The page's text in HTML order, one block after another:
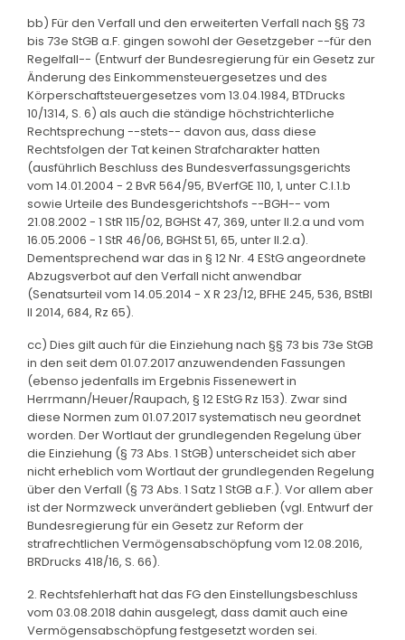
bb) Für den Verfall und den erweiterten Verfall nach §§ 73
bis 73e StGB a.F. gingen sowohl der Gesetzgeber --für den
Regelfall-- (Entwurf der Bundesregierung für ein Gesetz zur
Änderung des Einkommensteuergesetzes und des
Körperschaftsteuergesetzes vom 13.04.1984, BTDrucks
10/1314, S. 6) als auch die ständige höchstrichterliche
Rechtsprechung --stets-- davon aus, dass diese
Rechtsfolgen der Tat keinen Strafcharakter hatten
(ausführlich Beschluss des Bundesverfassungsgerichts
vom 14.01.2004 - 2 BvR 564/95, BVerfGE 110, 1, unter C.I.1.b
sowie Urteile des Bundesgerichtshofs --BGH-- vom
21.08.2002 - 1 StR 115/02, BGHSt 47, 369, unter II.2.a und vom
16.05.2006 - 1 StR 46/06, BGHSt 51, 65, unter II.2.a).
Dementsprechend war das in § 12 Nr. 4 EStG angeordnete
Abzugsverbot auf den Verfall nicht anwendbar
(Senatsurteil vom 14.05.2014 - X R 23/12, BFHE 245, 536, BStBl
II 2014, 684, Rz 65).
cc) Dies gilt auch für die Einziehung nach §§ 73 bis 73e StGB
in den seit dem 01.07.2017 anzuwendenden Fassungen
(ebenso jedenfalls im Ergebnis Fissenewert in
Herrmann/Heuer/Raupach, § 12 EStG Rz 153). Zwar sind
diese Normen zum 01.07.2017 systematisch neu geordnet
worden. Der Wortlaut der grundlegenden Regelung über
die Einziehung (§ 73 Abs. 1 StGB) unterscheidet sich aber
nicht erheblich vom Wortlaut der grundlegenden Regelung
über den Verfall (§ 73 Abs. 1 Satz 1 StGB a.F.). Vor allem aber
ist der Normzweck unverändert geblieben (vgl. Entwurf der
Bundesregierung für ein Gesetz zur Reform der
strafrechtlichen Vermögensabschöpfung vom 12.08.2016,
BRDrucks 418/16, S. 66).
2. Rechtsfehlerhaft hat das FG den Einstellungsbeschluss
vom 03.08.2018 dahin ausgelegt, dass damit auch eine
Vermögensabschöpfung festgesetzt worden sei.